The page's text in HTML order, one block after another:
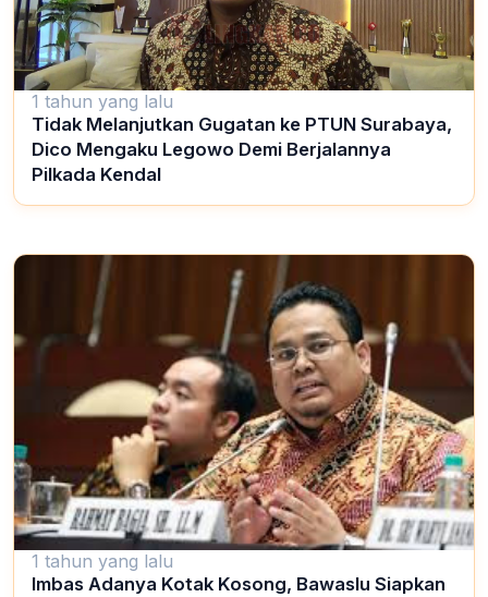
1 tahun yang lalu
Tidak Melanjutkan Gugatan ke PTUN Surabaya,
Dico Mengaku Legowo Demi Berjalannya
Pilkada Kendal
1 tahun yang lalu
Imbas Adanya Kotak Kosong, Bawaslu Siapkan